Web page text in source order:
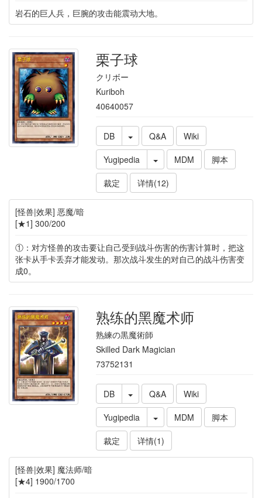
岩石的巨人兵，巨腕的攻击能震动大地。
栗子球
クリボー
Kuriboh
40640057
DB Q&A
Wiki
Yugipedia
MDM
脚本
裁定
详情(12)
[怪兽|效果] 恶魔/暗
[★1] 300/200
①：对方怪兽的攻击要让自己受到战斗伤害的伤害计算时，把这
张卡从手卡丢弃才能发动。那次战斗发生的对自己的战斗伤害变
成0。
熟练的黑魔术师
熟練の黒魔術師
Skilled Dark Magician
73752131
DB Q&A
Wiki
Yugipedia
MDM
脚本
裁定
详情(1)
[怪兽|效果] 魔法师/暗
[★4] 1900/1700